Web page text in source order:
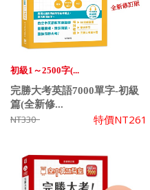
初級1～2500字(...
完勝大考英語7000單字-初級
篇(全新修...
NT330 特價NT261